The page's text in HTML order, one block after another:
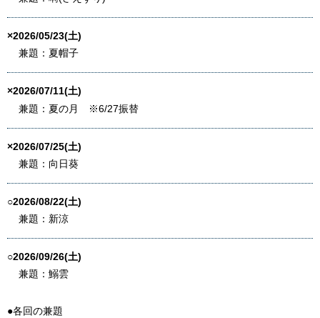
×2026/05/23(土)
兼題：夏帽子
×2026/07/11(土)
兼題：夏の月 ※6/27振替
×2026/07/25(土)
兼題：向日葵
○2026/08/22(土)
兼題：新涼
○2026/09/26(土)
兼題：鰯雲
●各回の兼題